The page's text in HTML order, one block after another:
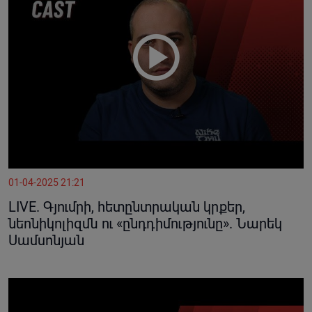
01-04-2025 21:21
LIVE. Գյումրի, հետընտրական կրքեր,
նեոնիկոլիզմն ու «ընդդիմությունը». Նարեկ
Սամսոնյան